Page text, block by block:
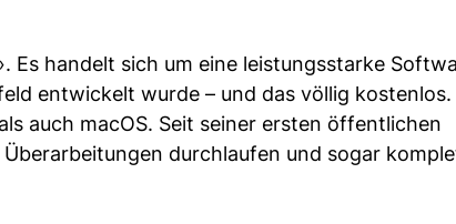
Es handelt sich um eine leistungsstarke
entwickelt wurde – und das völlig kostenlos.
auch macOS. Seit seiner ersten öffentlichen
durchlaufen und sogar